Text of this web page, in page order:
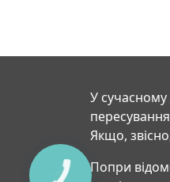
У сучасному
Якщо,
Попри